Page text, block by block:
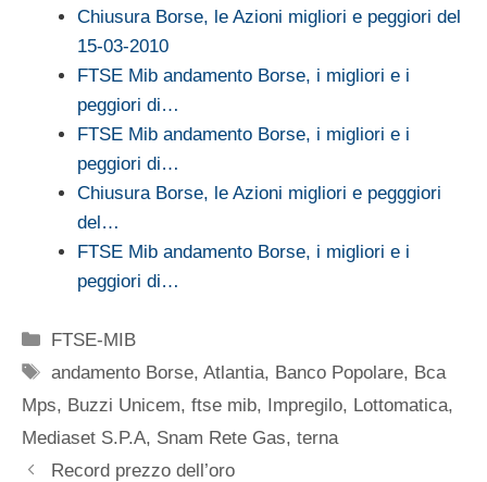
Chiusura Borse, le Azioni migliori e peggiori del
15-03-2010
FTSE Mib andamento Borse, i migliori e i
peggiori di…
FTSE Mib andamento Borse, i migliori e i
peggiori di…
Chiusura Borse, le Azioni migliori e pegggiori
del…
FTSE Mib andamento Borse, i migliori e i
peggiori di…
Categorie
FTSE-MIB
Tag
andamento Borse,Atlantia, Banco Popolare, Bca
Mps, Buzzi Unicem, ftse mib, Impregilo, Lottomatica,
Mediaset S.P.A, Snam Rete Gas, terna
Record prezzo dell’oro